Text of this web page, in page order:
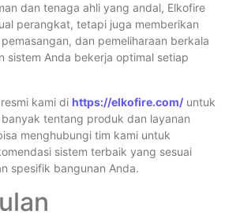
dan tenaga ahli yang andal, Elkofire
perangkat, tetapi juga memberikan
dan pemeliharaan berkala
sistem Anda bekerja optimal setiap
kami di https://elkofire.com/ untuk
tentang produk dan layanan
menghubungi tim kami untuk
sistem terbaik yang sesuai
spesifik bangunan Anda.